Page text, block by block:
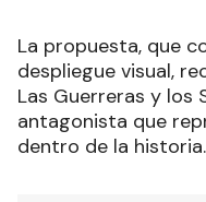
La propuesta, que
despliegue visual,
Las Guerreras y los
antagonista que
dentro de la historia.